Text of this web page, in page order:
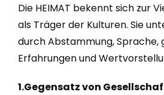
Die HEIMAT bekennt sich zur
als Träger der Kulturen. Sie
durch Abstammung, Sprache,
Erfahrungen und
1.Gegensatz von